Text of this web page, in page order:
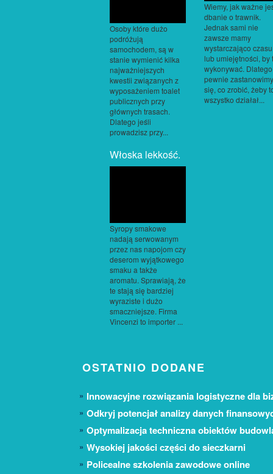
Osoby które dużo
podróżują
samochodem, są w
stanie wymienić kilka
najważniejszych
kwestii związanych z
wyposażeniem toalet
publicznych przy
głównych trasach.
Dlatego jeśli
prowadzisz przy...
Wiemy, jak ważne
dbanie o trawnik.
Jednak sami nie
zawsze mamy
wystarczająco czasu
lub umiejętności, by
wykonywać. Dlatego
pewnie zastanowimy
się, co zrobić, żeby
wszystko działał...
Włoska lekkość.
Syropy smakowe
nadają serwowanym
przez nas napojom czy
deserom wyjątkowego
smaku a także
aromatu. Sprawiają, że
te stają się bardziej
wyraziste i dużo
smaczniejsze. Firma
Vincenzi to importer ...
OSTATNIO DODANE
Innowacyjne rozwiązania logistyczne dla
Odkryj potencjał analizy danych
Optymalizacja techniczna obiektów
Wysokiej jakości części do sieczkarni
Policealne szkolenia zawodowe online